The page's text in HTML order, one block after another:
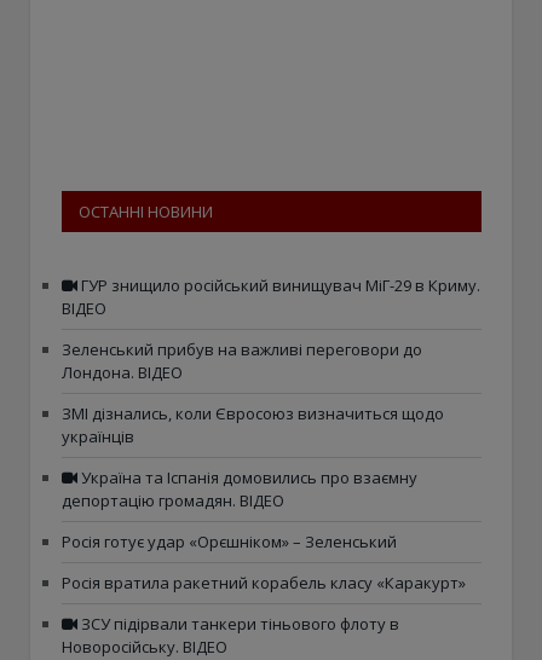
ОСТАННІ НОВИНИ
ГУР знищило російський винищувач МіГ-29 в Криму.
ВІДЕО
Зеленський прибув на важливі переговори до
Лондона. ВІДЕО
ЗМІ дізнались, коли Євросоюз визначиться щодо
українців
Україна та Іспанія домовились про взаємну
депортацію громадян. ВІДЕО
Росія готує удар «Орєшніком» – Зеленський
Росія вратила ракетний корабель класу «Каракурт»
ЗСУ підірвали танкери тіньового флоту в
Новоросійську. ВІДЕО